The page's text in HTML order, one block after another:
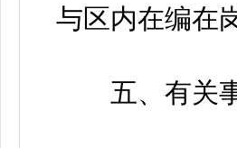
与区内在编在
五、有关